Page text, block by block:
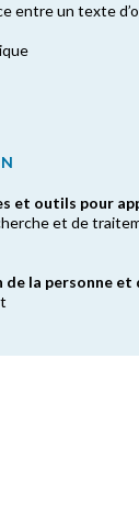
entre un texte
et outils pour
et de
la personne et